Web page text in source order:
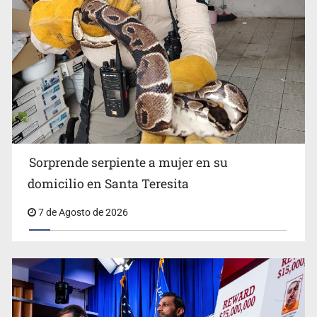
Detienen a tres miembros de red transnacional de
tráfico de personas
Procesan a el “R1”, presunto líder criminal en Jalisco y
Sorprende serpiente a mujer en su
domicilio en Santa Teresita
7 de Agosto de 2026